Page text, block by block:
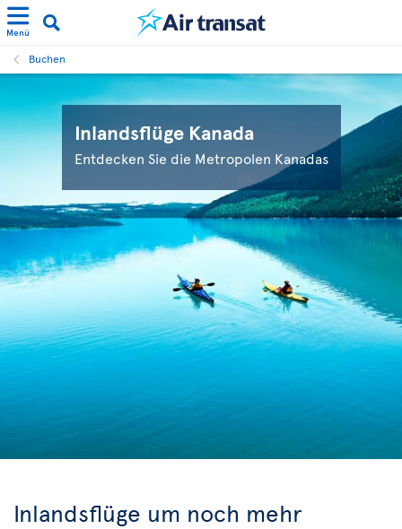
Menü
Buchen
Inlandsflüge Kanada
Entdecken Sie die Metropolen Kanadas
Inlandsflüge um noch mehr